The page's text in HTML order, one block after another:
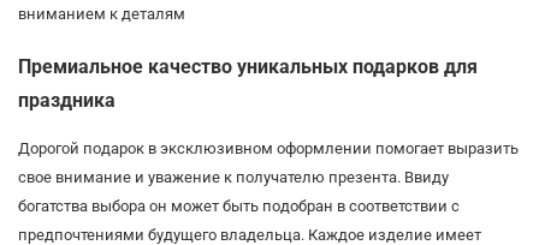
вниманием к деталям
Премиальное качество уникальных подарков для
праздника
Дорогой подарок в эксклюзивном оформлении помогает выразить
свое внимание и уважение к получателю презента. Ввиду
богатства выбора он может быть подобран в соответствии с
предпочтениями будущего владельца. Каждое изделие имеет